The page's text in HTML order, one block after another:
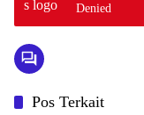
Denied
Pos Terkait